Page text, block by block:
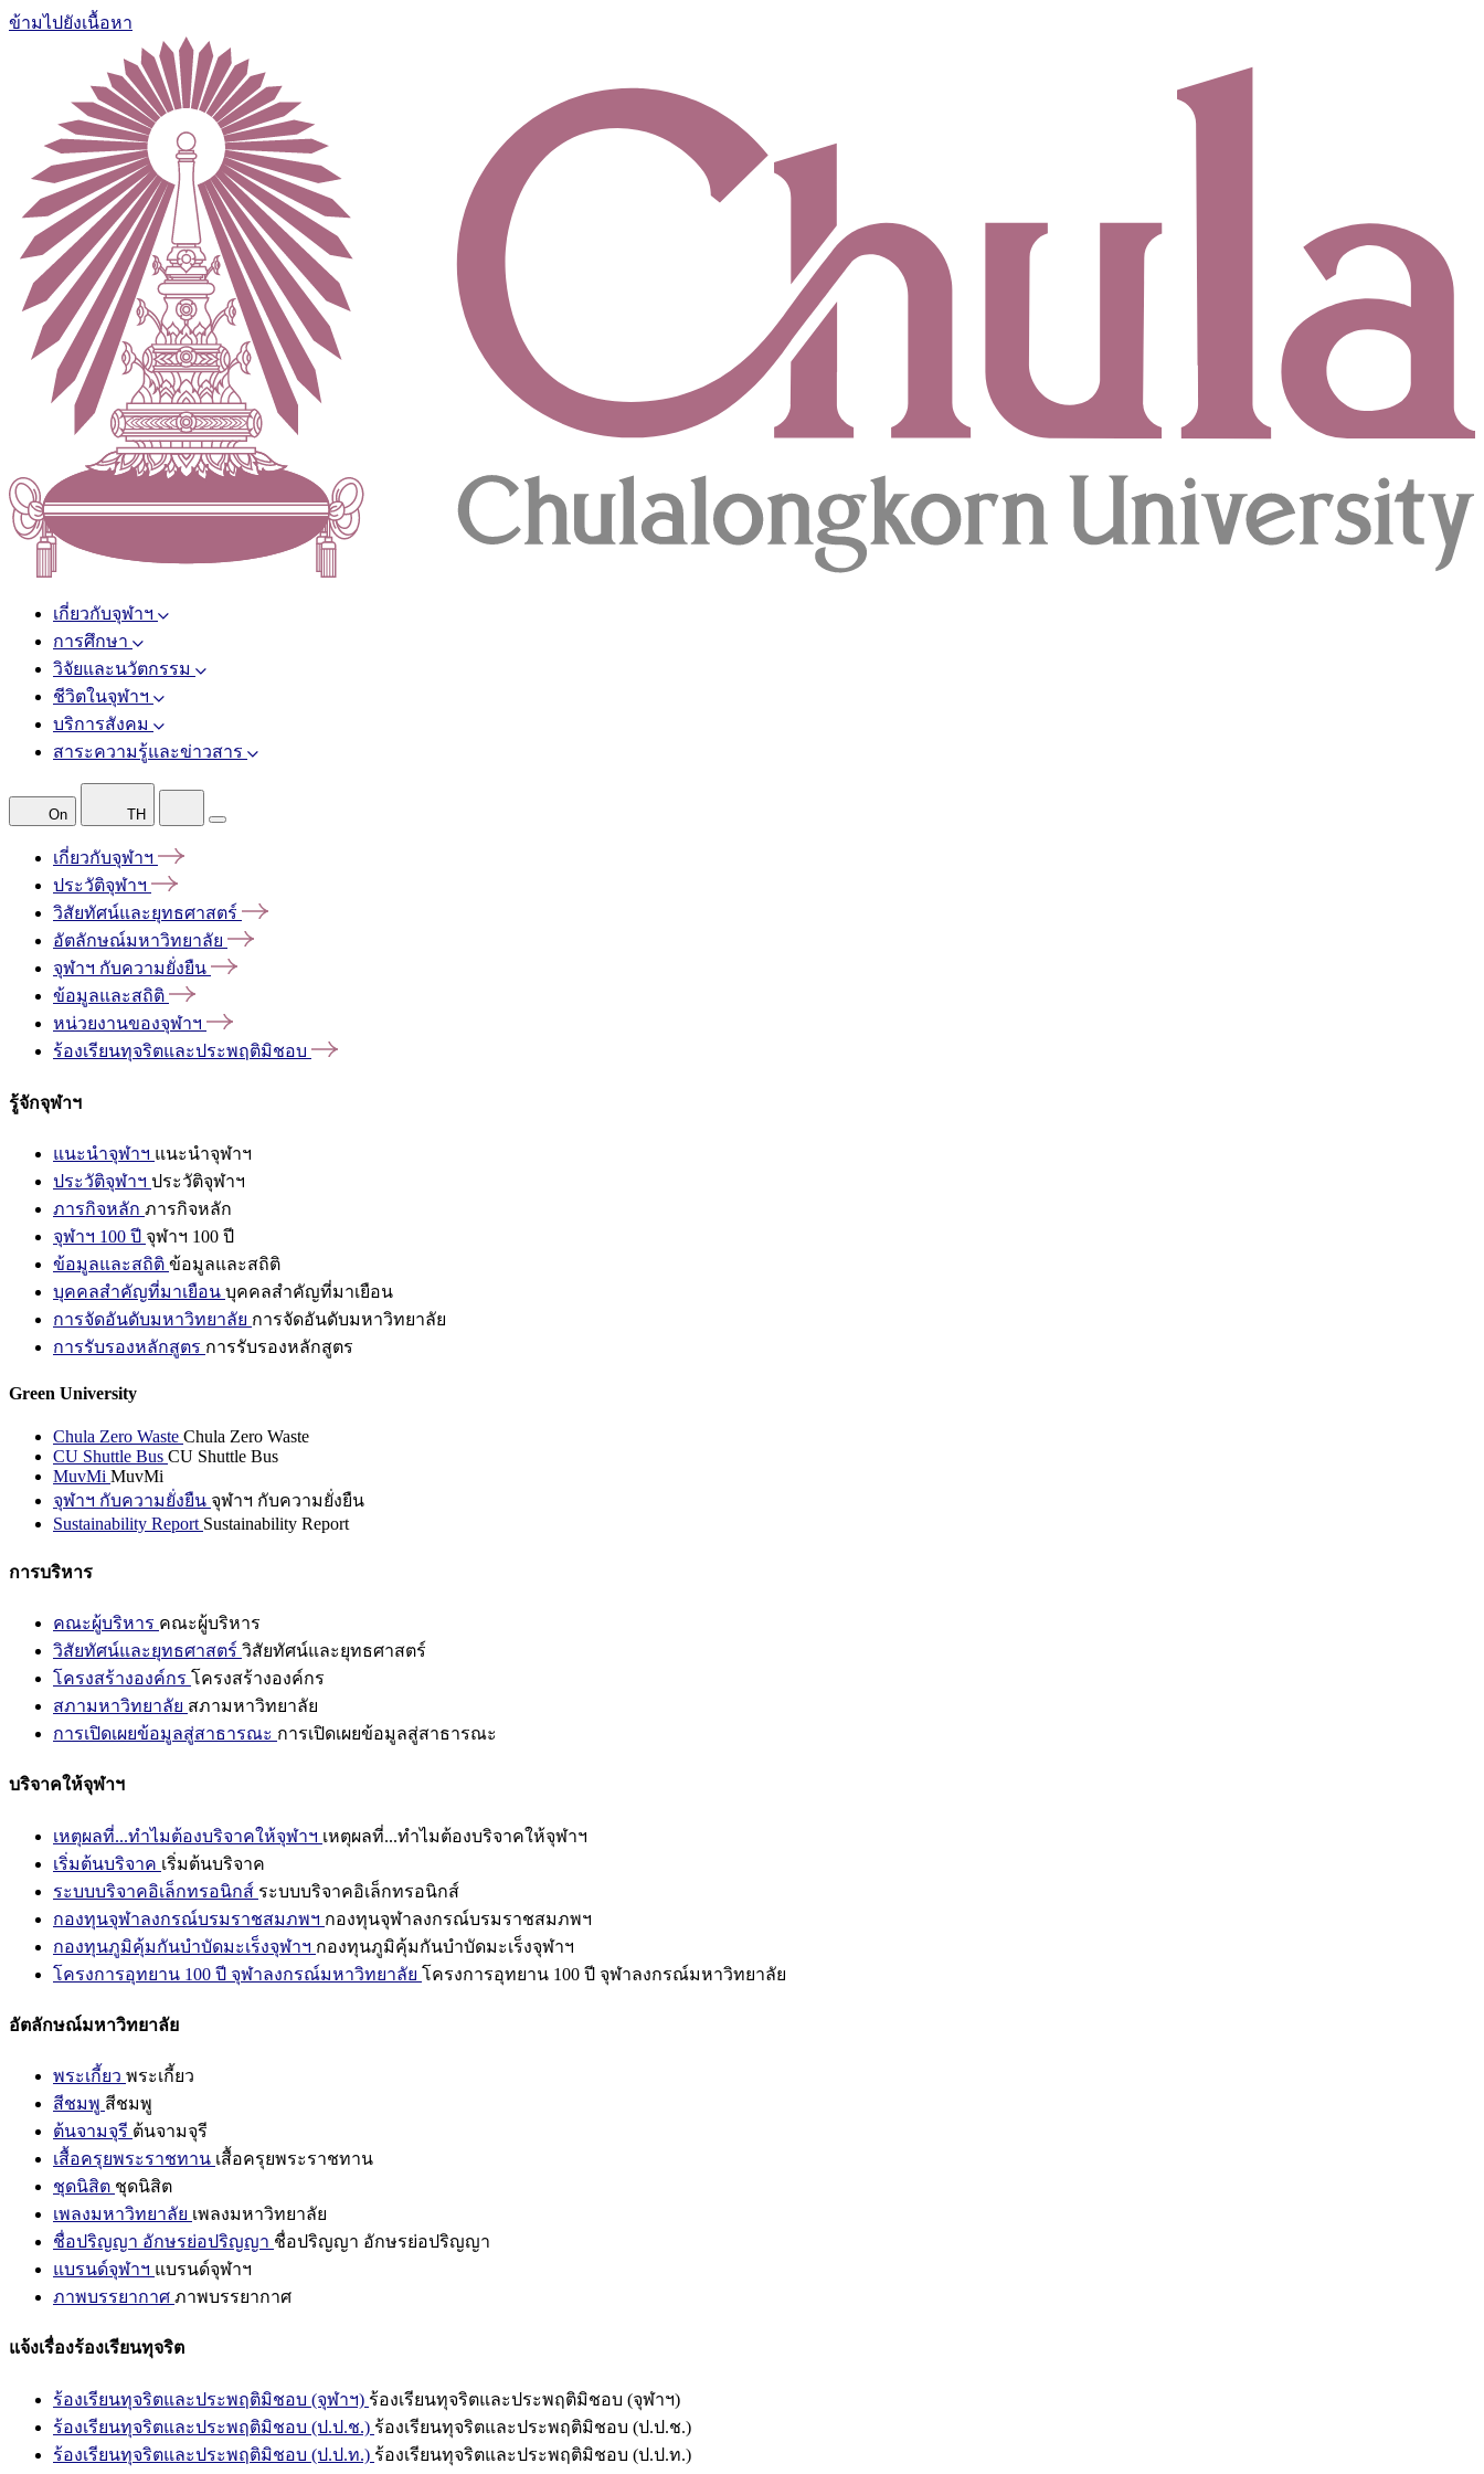
ข้ามไปยังเนื้อหา
เกี่ยวกับจุฬาฯ
การศึกษา
วิจัยและนวัตกรรม
ชีวิตในจุฬาฯ
บริการสังคม
สาระความรู้และข่าวสาร
On TH
เกี่ยวกับจุฬาฯ
ประวัติจุฬาฯ
วิสัยทัศน์และยุทธศาสตร์
อัตลักษณ์มหาวิทยาลัย
จุฬาฯ กับความยั่งยืน
ข้อมูลและสถิติ
หน่วยงานของจุฬาฯ
ร้องเรียนทุจริตและประพฤติมิชอบ
รู้จักจุฬาฯ
แนะนำจุฬาฯ แนะนำจุฬาฯ
ประวัติจุฬาฯ ประวัติจุฬาฯ
ภารกิจหลัก ภารกิจหลัก
จุฬาฯ 100 ปี จุฬาฯ 100 ปี
ข้อมูลและสถิติ ข้อมูลและสถิติ
บุคคลสำคัญที่มาเยือน บุคคลสำคัญที่มาเยือน
การจัดอันดับมหาวิทยาลัย การจัดอันดับมหาวิทยาลัย
การรับรองหลักสูตร การรับรองหลักสูตร
Green University
Chula Zero Waste Chula Zero Waste
CU Shuttle Bus CU Shuttle Bus
MuvMi MuvMi
จุฬาฯ กับความยั่งยืน จุฬาฯ กับความยั่งยืน
Sustainability Report Sustainability Report
การบริหาร
คณะผู้บริหาร คณะผู้บริหาร
วิสัยทัศน์และยุทธศาสตร์ วิสัยทัศน์และยุทธศาสตร์
โครงสร้างองค์กร โครงสร้างองค์กร
สภามหาวิทยาลัย สภามหาวิทยาลัย
การเปิดเผยข้อมูลสู่สาธารณะ การเปิดเผยข้อมูลสู่สาธารณะ
บริจาคให้จุฬาฯ
เหตุผลที่...ทำไมต้องบริจาคให้จุฬาฯ เหตุผลที่...ทำไมต้องบริจาคให้จุฬาฯ
เริ่มต้นบริจาค เริ่มต้นบริจาค
ระบบบริจาคอิเล็กทรอนิกส์ ระบบบริจาคอิเล็กทรอนิกส์
กองทุนจุฬาลงกรณ์บรมราชสมภพฯ กองทุนจุฬาลงกรณ์บรมราชสมภพฯ
กองทุนภูมิคุ้มกันบำบัดมะเร็งจุฬาฯ กองทุนภูมิคุ้มกันบำบัดมะเร็งจุฬาฯ
โครงการอุทยาน 100 ปี จุฬาลงกรณ์มหาวิทยาลัย โครงการอุทยาน 100 ปี จุฬาลงกรณ์มหาวิทยาลัย
อัตลักษณ์มหาวิทยาลัย
พระเกี้ยว พระเกี้ยว
สีชมพู สีชมพู
ต้นจามจุรี ต้นจามจุรี
เสื้อครุยพระราชทาน เสื้อครุยพระราชทาน
ชุดนิสิต ชุดนิสิต
เพลงมหาวิทยาลัย เพลงมหาวิทยาลัย
ชื่อปริญญา อักษรย่อปริญญา ชื่อปริญญา อักษรย่อปริญญา
แบรนด์จุฬาฯ แบรนด์จุฬาฯ
ภาพบรรยากาศ ภาพบรรยากาศ
แจ้งเรื่องร้องเรียนทุจริต
ร้องเรียนทุจริตและประพฤติมิชอบ (จุฬาฯ) ร้องเรียนทุจริตและประพฤติมิชอบ (จุฬาฯ)
ร้องเรียนทุจริตและประพฤติมิชอบ (ป.ป.ช.) ร้องเรียนทุจริตและประพฤติมิชอบ (ป.ป.ช.)
ร้องเรียนทุจริตและประพฤติมิชอบ (ป.ป.ท.) ร้องเรียนทุจริตและประพฤติมิชอบ (ป.ป.ท.)